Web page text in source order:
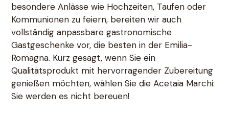
besondere Anlässe wie Hochzeiten, Taufen oder
Kommunionen zu feiern, bereiten wir auch
vollständig anpassbare gastronomische
Gastgeschenke vor, die besten in der Emilia-
Romagna. Kurz gesagt, wenn Sie ein
Qualitätsprodukt mit hervorragender Zubereitung
genießen möchten, wählen Sie die Acetaia Marchi:
Sie werden es nicht bereuen!